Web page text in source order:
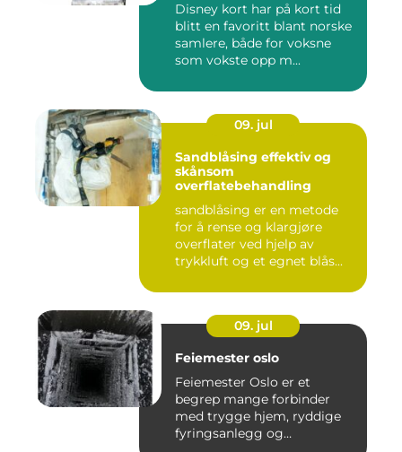
Disney kort har på kort tid
blitt en favoritt blant norske
samlere, både for voksne
som vokste opp m...
09. jul
Sandblåsing effektiv og
skånsom
overflatebehandling
sandblåsing er en metode
for å rense og klargjøre
overflater ved hjelp av
trykkluft og et egnet blås...
09. jul
Feiemester oslo
Feiemester Oslo er et
begrep mange forbinder
med trygge hjem, ryddige
fyringsanlegg og